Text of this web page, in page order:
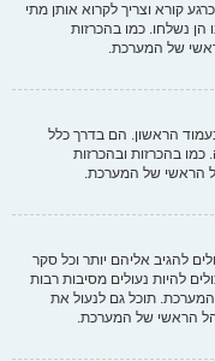
קורא וצריך לקרוא אותן מתי
הן נשלחו. כמו בהכרזות
של המערכת.
הראשון. הם בדרך כלל
בהכרזות ובהכרזות
הראשי של המערכת.
להגיב אליהם יותר וכל סקר
להיות נעולים מסיבות רבות
תוכל גם לנעול את
הראשי של המערכת.